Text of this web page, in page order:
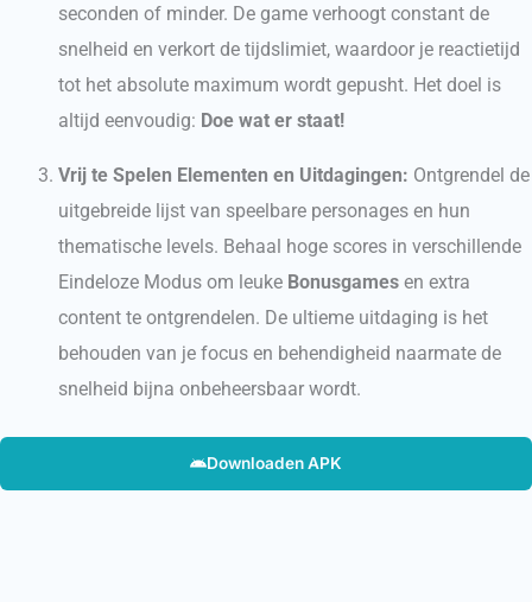
seconden of minder. De game verhoogt constant de
snelheid en verkort de tijdslimiet, waardoor je reactietijd
tot het absolute maximum wordt gepusht. Het doel is
altijd eenvoudig: Doe wat er staat!
Vrij te Spelen Elementen en Uitdagingen: Ontgrendel de
uitgebreide lijst van speelbare personages en hun
thematische levels. Behaal hoge scores in verschillende
Eindeloze Modus om leuke Bonusgames en extra
content te ontgrendelen. De ultieme uitdaging is het
behouden van je focus en behendigheid naarmate de
snelheid bijna onbeheersbaar wordt.
Downloaden APK